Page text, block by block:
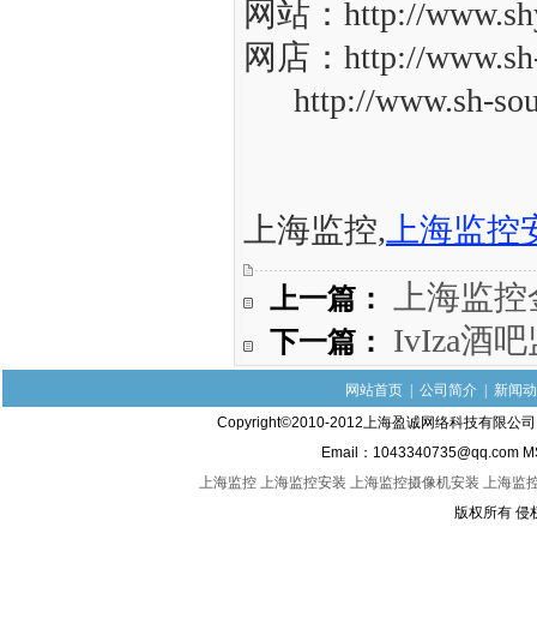
网站：http://
网店：http://
http://www.sh-
上海监控, 上海监控
上一篇： 上海监
下一篇： IvIza酒
网站首页 公司简介
新闻
Copyright©2010-2012上海盈诚网络科技有限公
Email：1043340735@qq.com
上海监控 上海监控安装 上海监控摄像机安装 上海监
版权所有